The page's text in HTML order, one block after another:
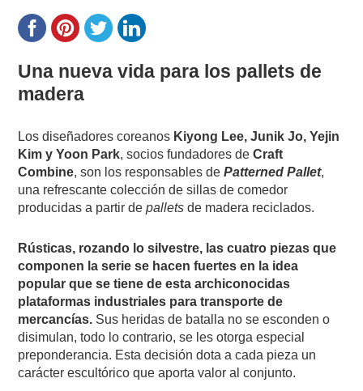
Una nueva vida para los pallets de
madera
Los diseñadores coreanos Kiyong Lee, Junik Jo, Yejin
Kim y Yoon Park, socios fundadores deCraft
Combine, son los responsables dePatterned Pallet,
una refrescante colección de sillas de comedor
producidas a partir depallets de madera reciclados.
Rústicas, rozando lo silvestre, las cuatro piezas que
componen la serie se hacen fuertes en la idea
popular que se tiene de esta archiconocidas
plataformas industriales para transporte de
mercancías. Sus heridas de batalla no se esconden o
disimulan, todo lo contrario, se les otorga especial
preponderancia. Esta decisión dota a cada pieza un
carácter escultórico que aporta valor al conjunto.